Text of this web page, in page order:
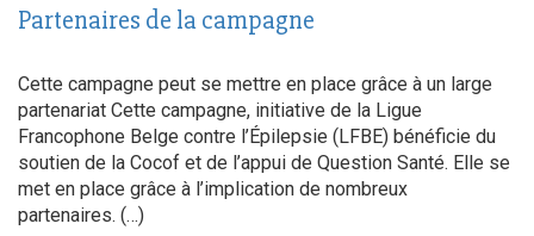
Partenaires de la campagne
Cette campagne peut se mettre en place grâce à un large
partenariat Cette campagne, initiative de la Ligue
Francophone Belge contre l’Épilepsie (LFBE) bénéficie du
soutien de la Cocof et de l’appui de Question Santé. Elle se
met en place grâce à l’implication de nombreux
partenaires. (…)